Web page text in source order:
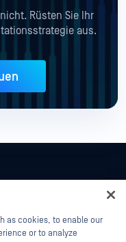
Rüsten Sie Ihr
aus.
as cookies, to enable our
or to analyze
virtual assistant.